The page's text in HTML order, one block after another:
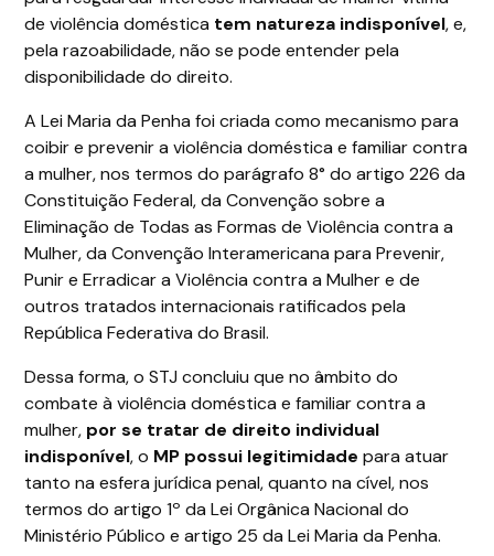
de violência doméstica tem natureza indisponível, e,
pela razoabilidade, não se pode entender pela
disponibilidade do direito.
A Lei Maria da Penha foi criada como mecanismo para
coibir e prevenir a violência doméstica e familiar contra
a mulher, nos termos do parágrafo 8° do artigo 226 da
Constituição Federal, da Convenção sobre a
Eliminação de Todas as Formas de Violência contra a
Mulher, da Convenção Interamericana para Prevenir,
Punir e Erradicar a Violência contra a Mulher e de
outros tratados internacionais ratificados pela
República Federativa do Brasil.
Dessa forma, o STJ concluiu que no âmbito do
combate à violência doméstica e familiar contra a
mulher, por se tratar de direito individual
indisponível, o MP possui legitimidade para atuar
tanto na esfera jurídica penal, quanto na cível, nos
termos do artigo 1º da Lei Orgânica Nacional do
Ministério Público e artigo 25 da Lei Maria da Penha.